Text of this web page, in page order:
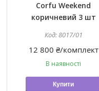
Corfu Weekend
коричневий 3 шт
8017/01
12 800 ₴/комплект
В наявності
Купити